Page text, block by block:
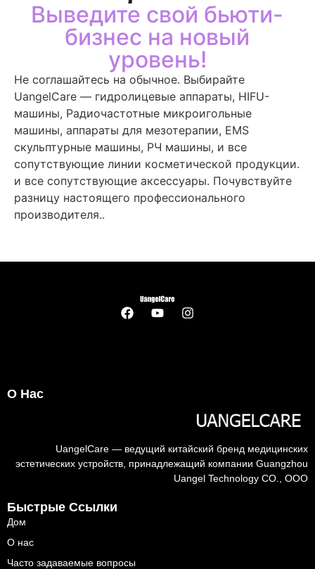
Выведите свой бьюти-
бизнес на новый
уровень!
Не соглашайтесь на обычное. Выбирайте
UangelCare — гидролицевые аппараты, HIFU-
машины, Радиочастотные микроигольные
машины, аппараты для мезотерапии, EMS
скульптурные машины, РЧ машины, и все
сопутствующие линии косметической продукции.
и все сопутствующие аксессуары. Почувствуйте
разницу настоящего профессионального
производителя..
О Нас
UangelCare — ведущий китайский бренд медицинских
эстетических устройств, принадлежащий компании Guangzhou
Uangel Technology CO., ООО
Быстрые Ссылки
Дом
О нас
Часто задаваемые вопросы